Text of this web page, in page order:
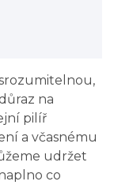
na
pilíř
a včasnému
udržet
co